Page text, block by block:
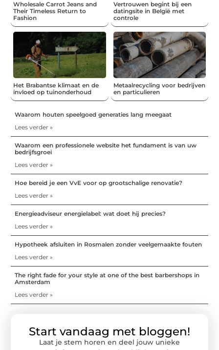
Wholesale Carrot Jeans and
Their Timeless Return to
Fashion
Vertrouwen begint bij een
datingsite in België met
controle
Het Brabantse klimaat en de
invloed op tuinonderhoud
Metaalrecycling voor bedrijven
en particulieren
Waarom houten speelgoed generaties lang meegaat
Lees verder »
Waarom een professionele website het fundament is van uw
bedrijfsgroei
Lees verder »
Hoe bereid je een VvE voor op grootschalige renovatie?
Lees verder »
Energieadviseur energielabel: wat doet hij precies?
Lees verder »
Hypotheek afsluiten in Rosmalen zonder veelgemaakte fouten
Lees verder »
The right fade for your style at one of the best barbershops in
Amsterdam
Lees verder »
Start vandaag met bloggen!
Laat je stem horen en deel jouw unieke